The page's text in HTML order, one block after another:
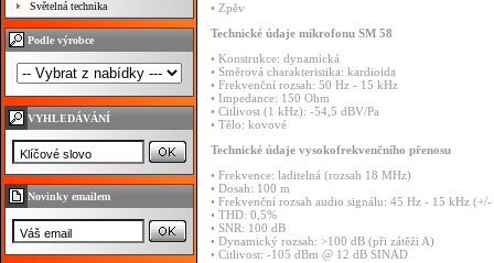
Světelná technika
Podle výrobce
VYHLEDÁVÁNÍ
Novinky emailem
• Zpěv
Technické údaje mikrofonu SM 58
• Konstrukce: dynamická
• Směrová charakteristika: kardioida
• Frekvenční rozsah: 50 Hz - 15 kHz
• Impedance: 150 Ohm
• Citlivost (1 kHz): -54,5 dBV/Pa
• Tělo: kovové
Technické údaje vysokofrekvenčního přenosu
• Frekvence: laditelná (rozsah 18 MHz)
• Dosah: 100 m
• Frekvenční rozsah audio signálu: 45 Hz - 15 kHz (+/-
• THD: 0,5%
• SNR: 100 dB
• Dynamický rozsah: >100 dB (při zátěži A)
• Citlivost: -105 dBm @ 12 dB SINAD